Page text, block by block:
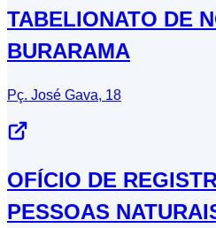
TABELIONATO DE
BURARAMA
Pç. José Gava, 18
OFÍCIO DE
PESSOAS